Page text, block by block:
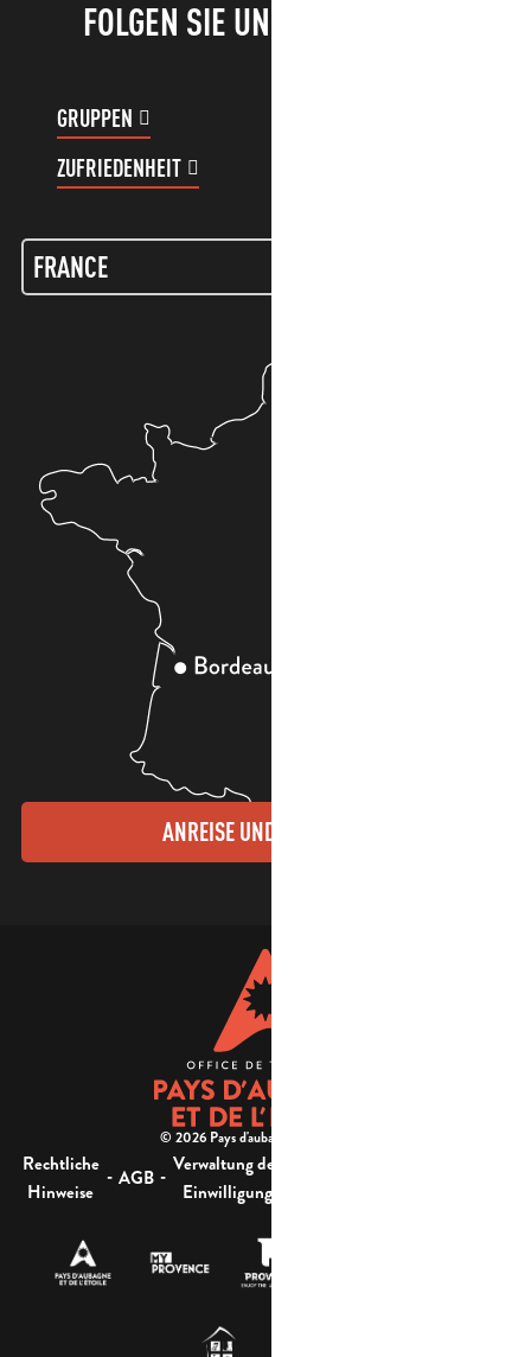
FOLGEN SIE UNS!
GRUPPEN
ZUFRIEDENHEIT
ANREISE UND KONTAKTE
© 2026 Pays d'aubagne et de l'étoile -
Rechtliche
Hinweise
- AGB - Verwaltung der
Einwilligung